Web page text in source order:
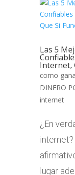
Las 5
Internet,
como
DINERO
internet
¿En
lugar